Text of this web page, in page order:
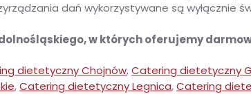
dań wykorzystywane są wyłącznie
w których oferujemy
dietetyczny Chojnów,Catering dietetyczny
,Catering dietetyczny Legnica,Catering